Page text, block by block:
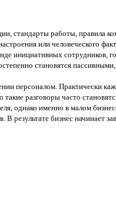
стандарты работы, правила
или человеческого
инициативных сотрудников,
становятся
персоналом. Практически
разговоры часто
однако именно в малом
результате бизнес начинает